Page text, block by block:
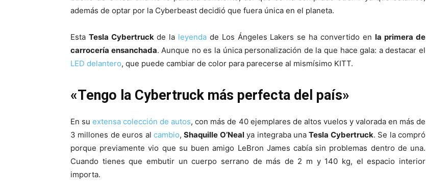
además de optar por la Cyberbeast decidió que fuera única en el planeta.
Esta Tesla Cybertruck de la leyendade Los Ángeles Lakers se ha convertido enla primera de
carrocería ensanchada. Aunque no es la única personalización de la que hace gala: a destacar el
LED delantero, que puede cambiar de color para parecerse al mismísimo KITT.
«Tengo la Cybertruck más perfecta del país»
En suextensa colección de autos, con más de 40 ejemplares de altos vuelos y valorada en más de
3 millones de euros al cambio,Shaquille O’Nealya integraba unaTesla Cybertruck. Se la compró
porque previamente vio que su buen amigo LeBron James cabía sin problemas dentro de una.
Cuando tienes que embutir un cuerpo serrano de más de 2 m y 140 kg, el espacio interior
importa.